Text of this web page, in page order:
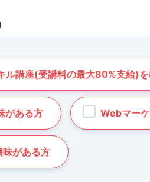
ル講座(受講料の最大80%支給)
がある方 Webマー
味がある方